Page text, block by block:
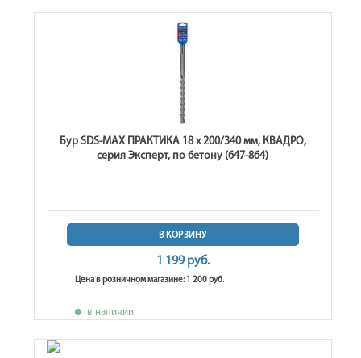
Бур SDS-MAX ПРАКТИКА 18 х 200/340 мм, КВАДРО,
серия Эксперт, по бетону (647-864)
В КОРЗИНУ
1 199 руб.
Цена в розничном магазине: 1 200 руб.
в наличии